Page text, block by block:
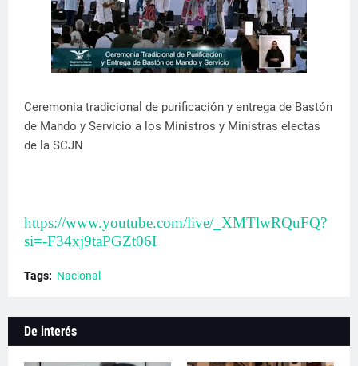
Ceremonia tradicional de purificación y entrega de Bastón
de Mando y Servicio a los Ministros y Ministras electas
de la SCJN
https://www.youtube.com/live/_XMTlwRQuFQ?
si=-F34xj9taPGZt06I
Tags: Nacional
De interés